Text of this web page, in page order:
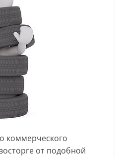
коммерческого
от подобной